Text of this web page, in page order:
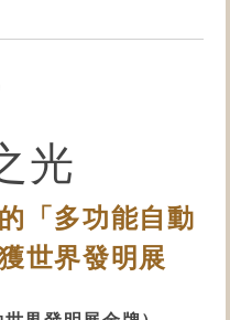
光
「多功能自動
世界發明展